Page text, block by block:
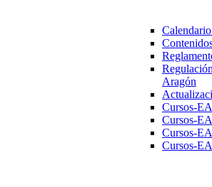
Aragón
Cursos-
Cursos-
Cursos-
Cursos-